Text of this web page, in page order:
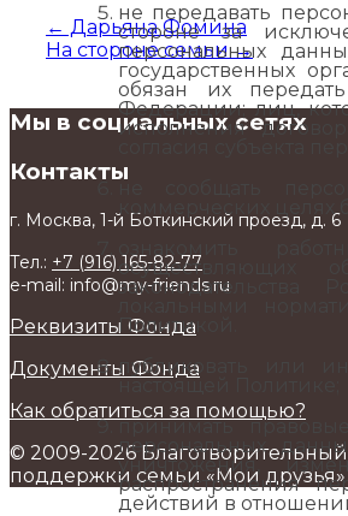
← Дарьяна Фомина
На стороне семьи→
не передавать
стороне за
персональных
государственных
обязан их
Федерации; лиц,
исполнения
согласия субъекта
не сообщать
коммерческих целях
ознакомить
осуществляющих
локальными
Политикой.
публиковать или
настоящей Политике;
принимать
персональных
уничтожения,
распространения
действий в
Мы в социальных сетях
Контакты
г. Москва, 1-й Боткинский проезд, д. 6
Тел.: +7 (916) 165-82-77
e-mail: info@my-friends.ru
Реквизиты Фонда
Документы Фонда
Как обратиться за помощью?
© 2009-2026
поддержки семьи «Мои друзья»